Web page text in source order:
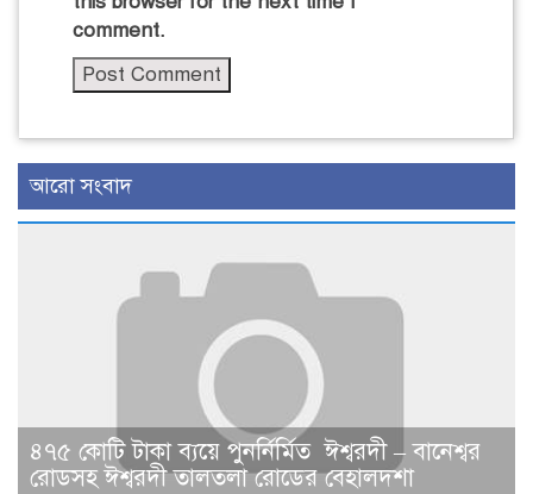
comment.
আরো সংবাদ
৪৭৫ কোটি টাকা ব্যয়ে পুনর্নির্মিত ঈশ্বরদী – বানেশ্বর
রোডসহ ঈশ্বরদী তালতলা রোডের বেহালদশা